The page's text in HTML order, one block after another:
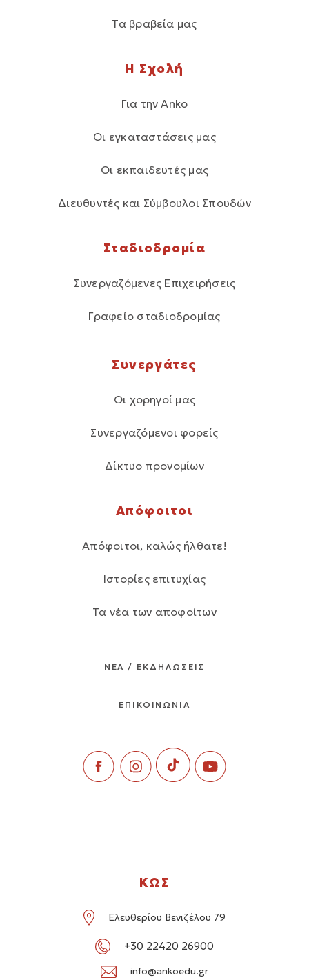
Τα βραβεία μας
Η Σχολή
Για την Anko
Οι εγκαταστάσεις μας
Οι εκπαιδευτές μας
Διευθυντές και Σύμβουλοι Σπουδών
Σταδιοδρομία
Συνεργαζόμενες Επιχειρήσεις
Γραφείο σταδιοδρομίας
Συνεργάτες
Οι χορηγοί μας
Συνεργαζόμενοι φορείς
Δίκτυο προνομίων
Απόφοιτοι
Απόφοιτοι, καλώς ήλθατε!
Ιστορίες επιτυχίας
Τα νέα των αποφοίτων
ΝΕΑ / ΕΚΔΗΛΩΣΕΙΣ
ΕΠΙΚΟΙΝΩΝΙΑ
ΚΩΣ
Ελευθερίου Βενιζέλου 79
+30 22420 26900
info@ankoedu.gr